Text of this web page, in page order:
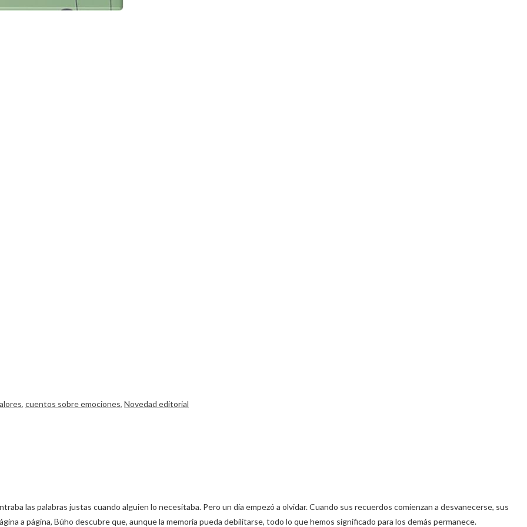
, cuentos sobre emociones, Novedad editorial
las palabras justas cuando alguien lo necesitaba. Pero un día empezó a olvidar. Cuando sus recuerdos comienzan a desvanecerse, sus
a página, Búho descubre que, aunque la memoria pueda debilitarse, todo lo que hemos significado para los demás permanece.